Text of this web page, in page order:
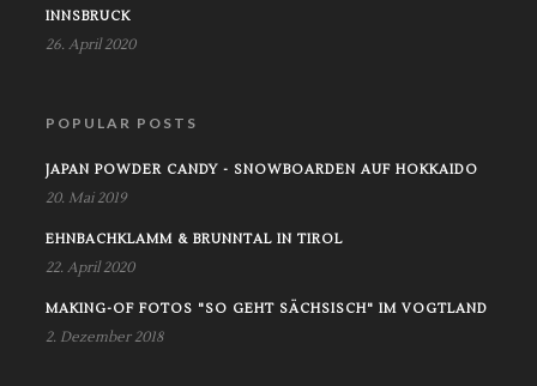
INNSBRUCK
26. April 2020
POPULAR POSTS
JAPAN POWDER CANDY - SNOWBOARDEN AUF HOKKAIDO
20. Mai 2019
EHNBACHKLAMM & BRUNNTAL IN TIROL
22. April 2020
MAKING-OF FOTOS "SO GEHT SÄCHSISCH" IM VOGTLAND
2. Dezember 2018